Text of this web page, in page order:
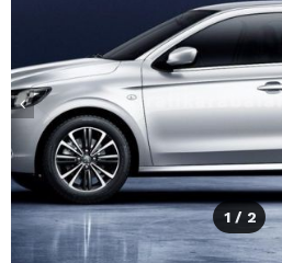
1 / 2